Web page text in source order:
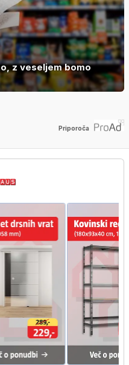
z veseljem bomo
Priporoča